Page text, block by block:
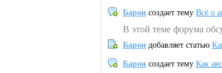
Барон создает тему Всё о
В этой теме форума
Барон добавляет статью
Барон создает тему Как